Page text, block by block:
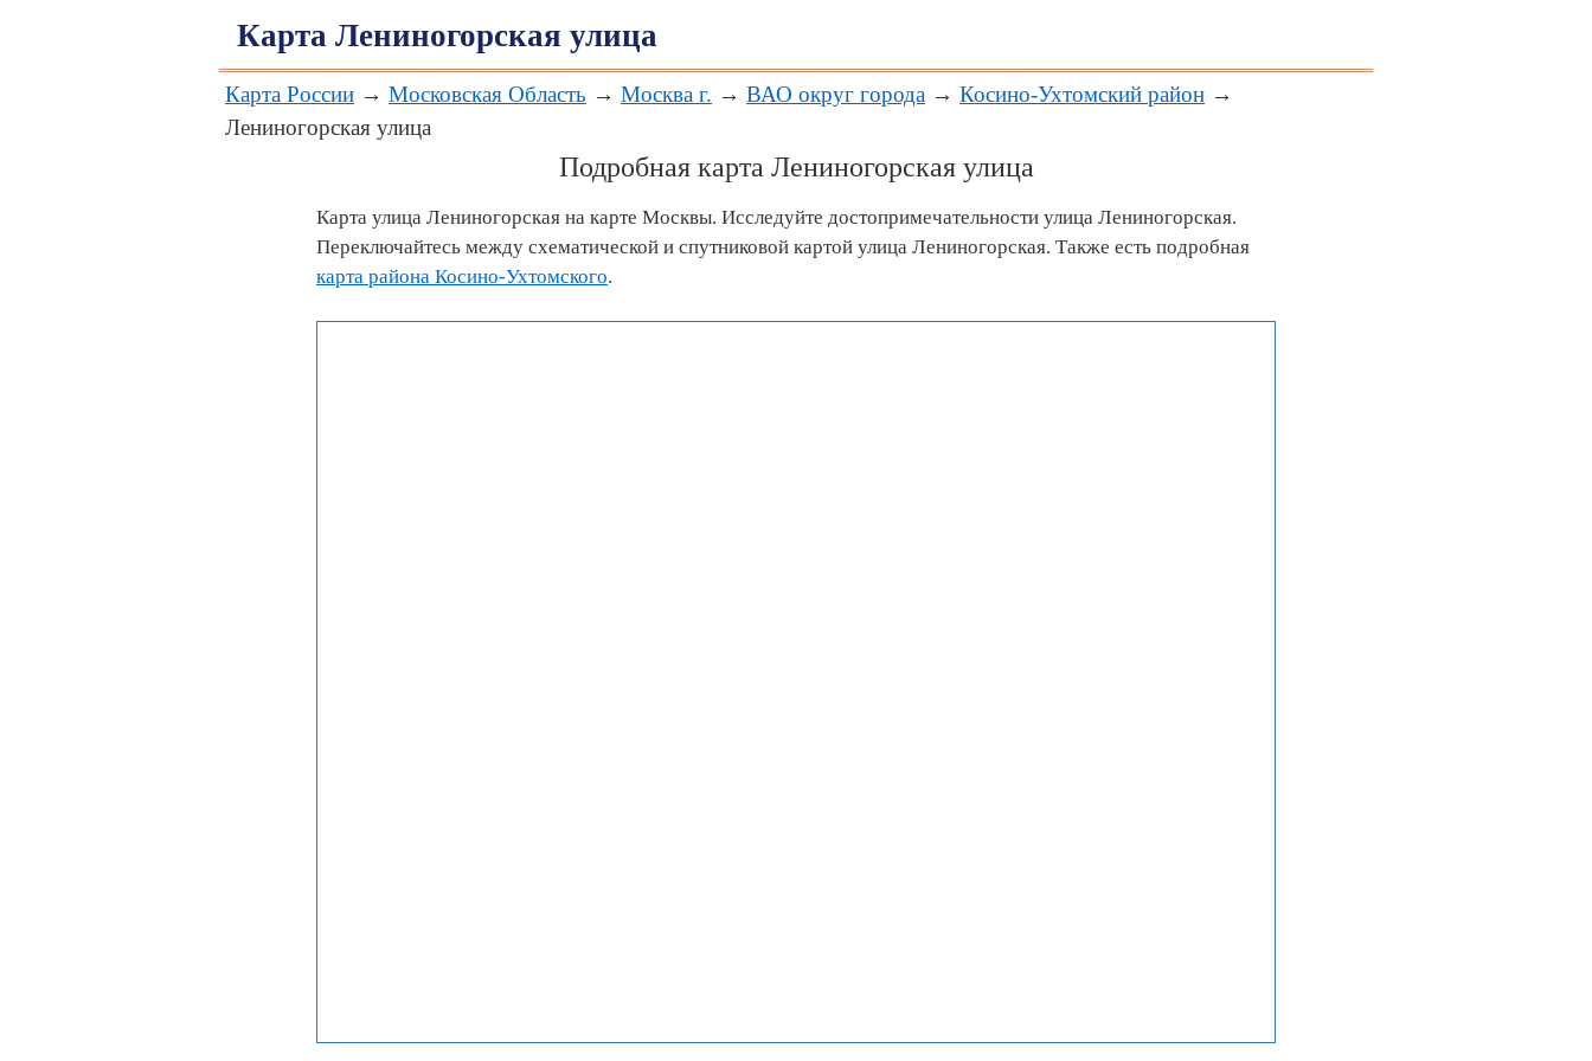
Карта Лениногорская улица
Карта России → Московская Область → Москва г. → ВАО округ города → Косино-Ухтомский район →
Лениногорская улица
Подробная карта Лениногорская улица
Карта улица Лениногорская на карте Москвы. Исследуйте достопримечательности улица Лениногорская.
Переключайтесь между схематической и спутниковой картой улица Лениногорская. Также есть подробная
карта района Косино-Ухтомского.